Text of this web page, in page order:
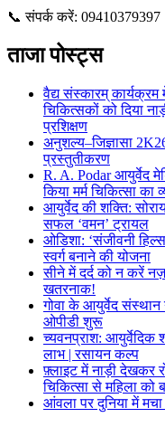
📞 संपर्क करें: 09410379397
ताजा पोस्ट्स
वैद्य संस्कारम्
चिकित्सकों को दिया
प्रशिक्षण
अनुशल्य–जिज्ञासा 2K26
प्रस्तुतीकरण
R. A. Podar आयुर्वेद
किया मर्म चिकित्सा का
आयुर्वेद की शक्ति:
सफल ‘वमन’ ट्रायल
ओडिशा: ‘संजीवनी
स्वर्ग बनाने की योजना
सीने में दर्द को न करें
खतरनाक!
गोवा के आयुर्वेद संस्थान
ओपीडी शुरू
च्यवनप्राश: आयुर्वेदिक
लाभ | रसायन कल्प
फ़्लाइट में नाड़ी देखकर
चिकित्सा से महिला को
आंवला पर दुनिया में मचा